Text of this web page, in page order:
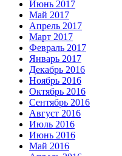
Июнь 2017
Май 2017
Апрель 2017
Март 2017
Февраль 2017
Январь 2017
Декабрь 2016
Ноябрь 2016
Октябрь 2016
Сентябрь 2016
Август 2016
Июль 2016
Июнь 2016
Май 2016